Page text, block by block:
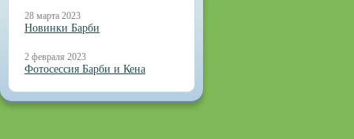
28 марта 2023
Новинки Барби
2 февраля 2023
Фотосессия Барби и Кена